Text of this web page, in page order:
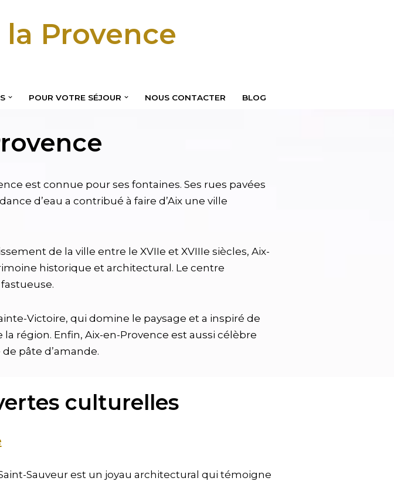
Provence
POUR VOTRE SÉJOUR NOUS CONTACTER BLOG
est connue pour ses fontaines. Ses rues pavées
d’eau a contribué à faire d’Aix une ville
de la ville entre le XVIIe et XVIIIe siècles, Aix-
historique et architectural. Le centre
Victoire, qui domine le paysage et a inspiré de
région. Enfin, Aix-en-Provence est aussi célèbre
pâte d’amande.
culturelles
Sauveur est un joyau architectural qui témoigne